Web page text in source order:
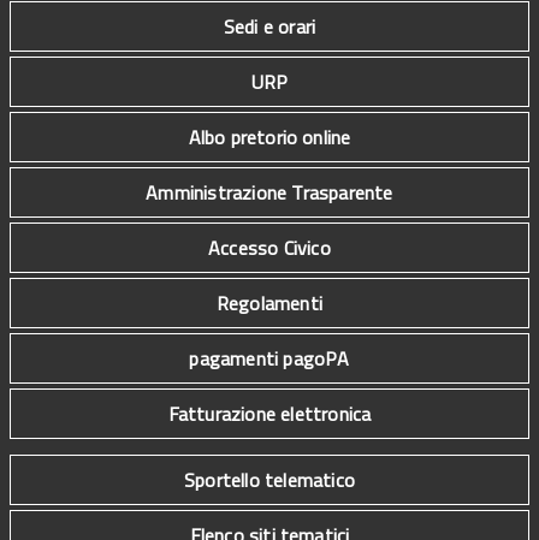
Sedi e orari
URP
Albo pretorio online
Amministrazione Trasparente
Accesso Civico
Regolamenti
pagamenti pagoPA
Fatturazione elettronica
Sportello telematico